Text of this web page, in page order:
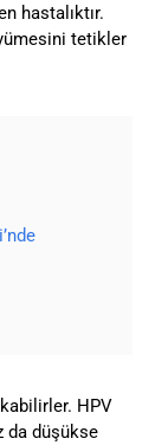
hastalıktır.
tetikler
HPV
da düşükse